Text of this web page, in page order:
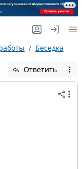
Беседка
Ответить